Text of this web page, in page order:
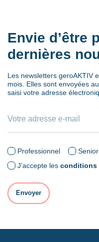
Envie d’être
dernières
Les newsletters geroAKTIV
mois. Elles sont envoyées
saisi votre adresse
Professionnel
Senior
J’accepte les conditions